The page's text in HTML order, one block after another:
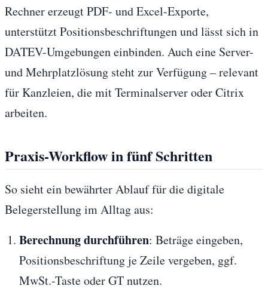
Rechner erzeugt PDF- und Excel-Exporte,
unterstützt Positionsbeschriftungen und lässt sich in
DATEV-Umgebungen einbinden. Auch eine Server-
und Mehrplatzlösung steht zur Verfügung – relevant
für Kanzleien, die mit Terminalserver oder Citrix
arbeiten.
Praxis-Workflow in fünf Schritten
So sieht ein bewährter Ablauf für die digitale
Belegerstellung im Alltag aus:
Berechnung durchführen: Beträge eingeben,
Positionsbeschriftung je Zeile vergeben, ggf.
MwSt.-Taste oder GT nutzen.